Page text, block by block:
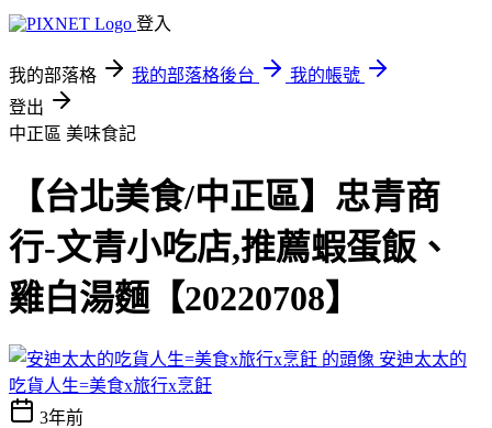
登入
我的部落格 我的部落格後台
我的帳號
登出
中正區 美味食記
【台北美食/中正區】忠青商
行-文青小吃店,推薦蝦蛋飯、
雞白湯麵【20220708】
安迪太太的
吃貨人生=美食x旅行x烹飪
3年前